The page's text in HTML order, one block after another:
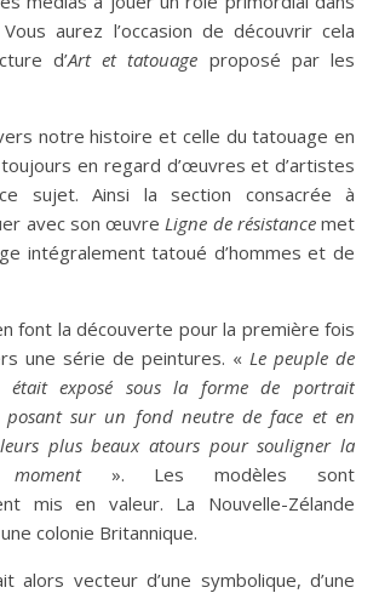
aurez l’occasion de découvrir cela
d’Art et tatouage proposé par les
notre histoire et celle du tatouage en
en regard d’œuvres et d’artistes
sujet. Ainsi la section consacrée à
avec son œuvre Ligne de résistancemet
intégralement tatoué d’hommes et de
font la découverte pour la première fois
une série de peintures. « Le peuple de
était exposé sous la forme de portrait
posant sur un fond neutre de face et en
plus beaux atours pour souligner la
». Les modèles sont
mis en valeur. La Nouvelle-Zélande
colonie Britannique.
alors vecteur d’une symbolique, d’une